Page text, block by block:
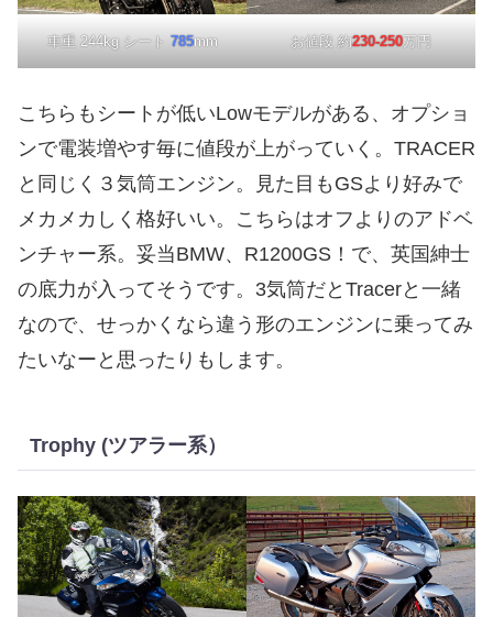
車重 244kg シート 785mm お値段 約230-250万円
こちらもシートが低いLowモデルがある、オプショ
ンで電装増やす毎に値段が上がっていく。TRACER
と同じく３気筒エンジン。見た目もGSより好みで
メカメカしく格好いい。こちらはオフよりのアドベ
ンチャー系。妥当BMW、R1200GS！で、英国紳士
の底力が入ってそうです。3気筒だとTracerと一緒
なので、せっかくなら違う形のエンジンに乗ってみ
たいなーと思ったりもします。
Trophy (ツアラー系）